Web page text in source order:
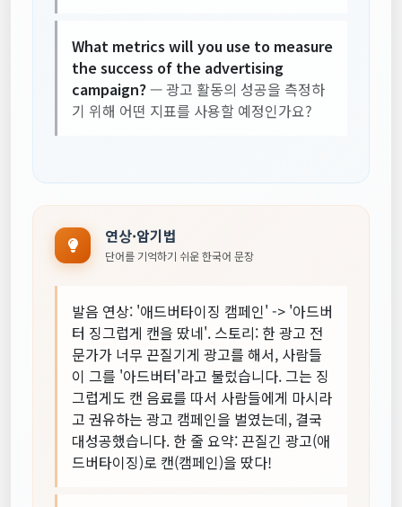
What metrics will you use to measure
the success of the advertising
campaign?— 광고 활동의 성공을 측정하
기 위해 어떤 지표를 사용할 예정인가요?
연상·암기법
단어를 기억하기 쉬운 한국어 문장
발음 연상: '애드버타이징 캠페인' -> '아드버
터 징그럽게 캔을 땄네'. 스토리: 한 광고 전
문가가 너무 끈질기게 광고를 해서, 사람들
이 그를 '아드버터'라고 불렀습니다. 그는 징
그럽게도 캔 음료를 따서 사람들에게 마시라
고 권유하는 광고 캠페인을 벌였는데, 결국
대성공했습니다. 한 줄 요약: 끈질긴 광고(애
드버타이징)로 캔(캠페인)을 땄다!